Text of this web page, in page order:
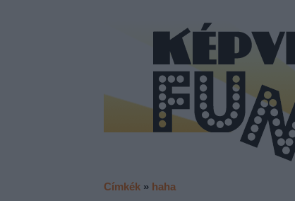
Címkék » haha